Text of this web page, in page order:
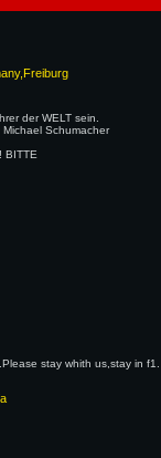
der WELT sein.
Schumacher
BITTE
stay whith us,stay in f1.